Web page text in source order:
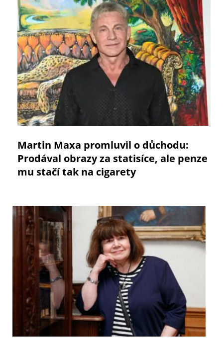
Martin Maxa promluvil o důchodu:
Prodával obrazy za statisíce, ale penze
mu stačí tak na cigarety